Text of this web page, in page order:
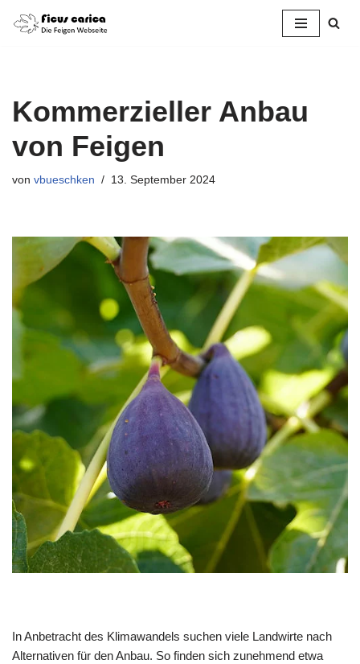
Kommerzieller Anbau
von Feigen
von vbueschken 13. September 2024
In Anbetracht des Klimawandels suchen viele Landwirte nach
Alternativen für den Anbau. So finden sich zunehmend etwa